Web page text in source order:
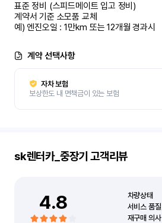
표준 정비 (스피드메이트 입고 정비)
계약서 기준 소모품 교체
예) 엔진오일 : 1만km 또는 12개월 경과시
계약 선택사항
자차 보험
보상한도 내 면책금이 있는 보험
sk렌터카_중장기 고객리뷰
4.8 차량상태
서비스 품질
재구매 의사